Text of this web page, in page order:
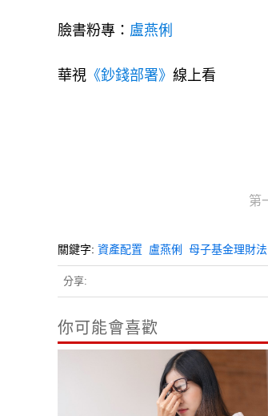
臉書粉專： 盧燕俐
華視 《鈔錢部署》 線上看
第
關鍵字: 資產配置 盧燕俐 母子基金理財法
分享:
你可能會喜歡